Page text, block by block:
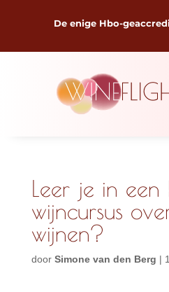
De enige Hbo-
Leer je in een
wijncursus
wijnen?
door Simone van den Berg |